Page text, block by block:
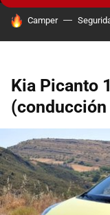
HOY SE HABLA DE
Camper
Kia Picanto